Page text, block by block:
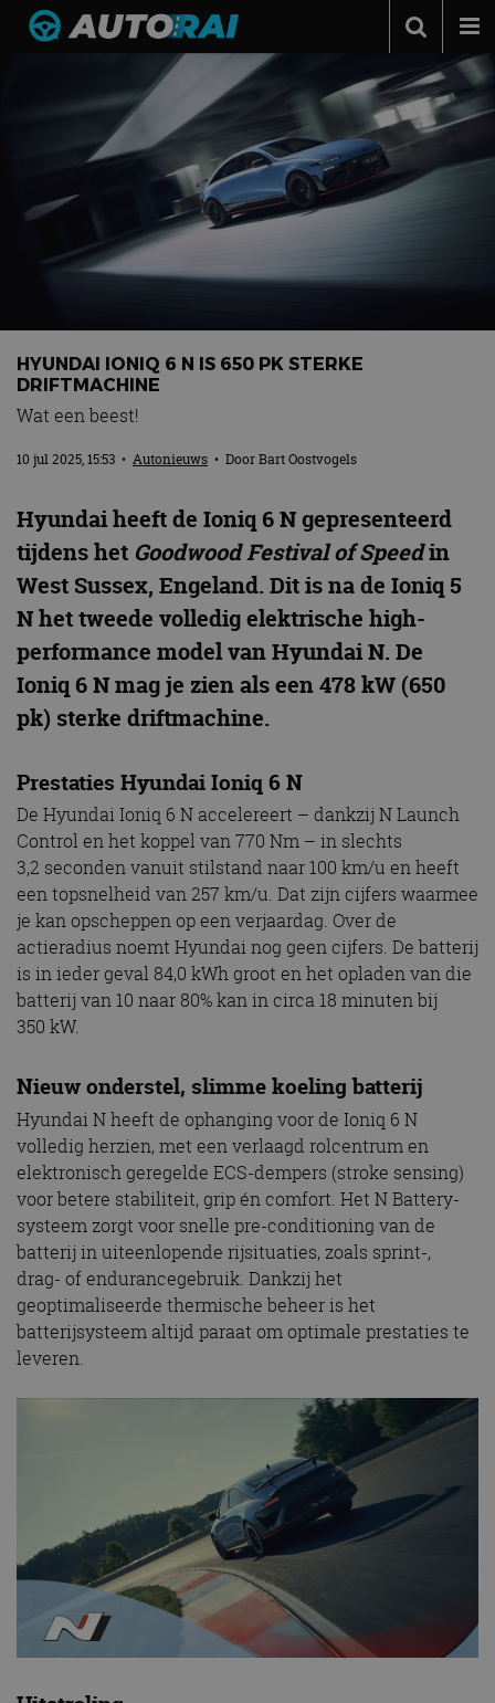
Podcast
Autotests
Automerken
Adverteren
MotorRAI.nl
HYUNDAI IONIQ 6 N IS 650 PK STERKE
DRIFTMACHINE
Wat een beest!
10 jul 2025, 15:53 • Autonieuws • DoorBart Oostvogels
Hyundai heeft de Ioniq 6 N gepresenteerd
tijdens het Goodwood Festival of Speedin
West Sussex, Engeland. Dit is na de Ioniq 5
N het tweede volledig elektrische high-
performance model van Hyundai N. De
Ioniq 6 N mag je zien als een 478 kW (650
pk) sterke driftmachine.
Prestaties Hyundai Ioniq 6 N
De Hyundai Ioniq 6 N accelereert – dankzij N Launch
Control en het koppel van 770 Nm – in slechts
3,2 seconden vanuit stilstand naar 100 km/u en heeft
een topsnelheid van 257 km/u. Dat zijn cijfers waarmee
je kan opscheppen op een verjaardag. Over de
actieradius noemt Hyundai nog geen cijfers. De batterij
is in ieder geval 84,0 kWh groot en het opladen van die
batterij van 10 naar 80% kan in circa 18 minuten bij
350 kW.
Nieuw onderstel, slimme koeling batterij
Hyundai N heeft de ophanging voor de Ioniq 6 N
volledig herzien, met een verlaagd rolcentrum en
elektronisch geregelde ECS-dempers (stroke sensing)
voor betere stabiliteit, grip én comfort. Het N Battery-
systeem zorgt voor snelle pre-conditioning van de
batterij in uiteenlopende rijsituaties, zoals sprint-,
drag- of endurancegebruik. Dankzij het
geoptimaliseerde thermische beheer is het
batterijsysteem altijd paraat om optimale prestaties te
leveren.